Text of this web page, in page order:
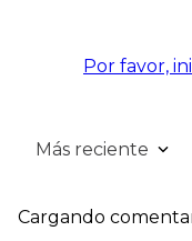
Por favor,
Más reciente
Cargando